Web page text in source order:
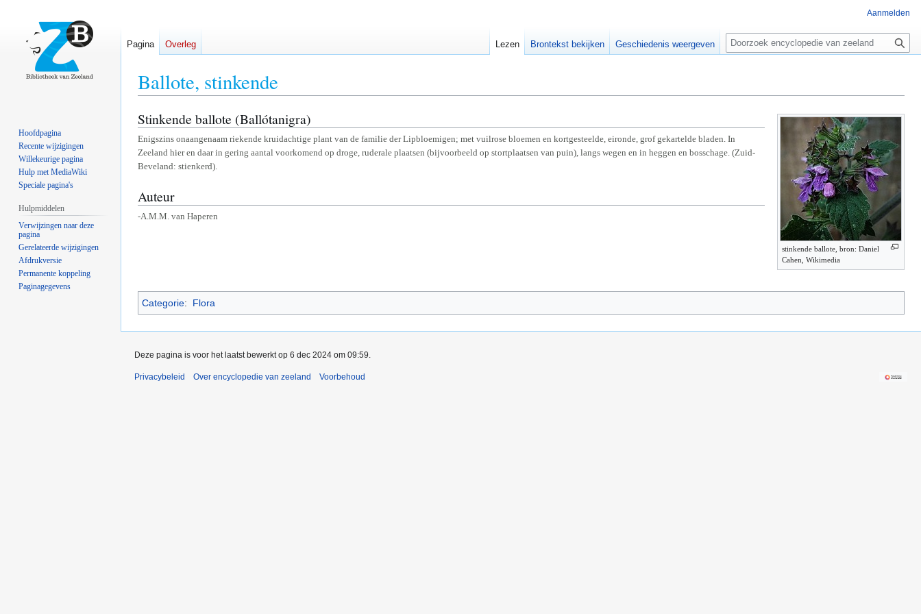
Ballote, stinkende
Naar
navigatie
springen
Naar
zoeken
springen
stinkende ballote, bron: Daniel
Cahen, Wikimedia
Stinkende ballote (Ballótanigra)
Enigszins onaangenaam riekende kruidachtige plant van de familie der Lipbloemigen; met vuilrose bloemen en kortgesteelde, eironde, grof gekartelde bladen. In
Zeeland hier en daar in gering aantal voorkomend op droge, ruderale plaatsen (bijvoorbeeld op stortplaatsen van puin), langs wegen en in heggen en bosschage. (Zuid-
Beveland: stienkerd).
Auteur
-A.M.M. van Haperen
Categorie: Flora
Aanmelden
Pagina Overleg Lezen Brontekst bekijken Geschiedenis weergeven
Z
e
Hoofdpagina
Recente wijzigingen
Willekeurige pagina
Hulp met MediaWiki
Speciale pagina's
Hulpmiddelen
Verwijzingen naar deze
pagina
Gerelateerde wijzigingen
Afdrukversie
Permanente koppeling
Paginagegevens
Deze pagina is voor het laatst bewerkt op 6 dec 2024 om 09:59.
Privacybeleid Over encyclopedie van zeeland Voorbehoud